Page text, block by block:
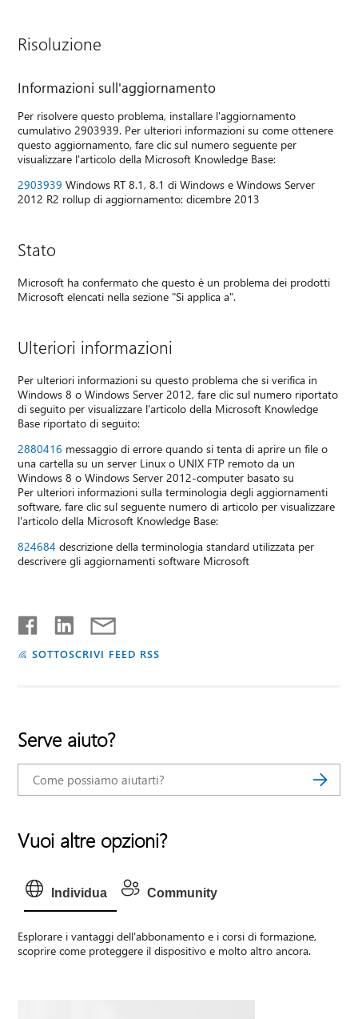
Risoluzione
Informazioni sull'aggiornamento
Per risolvere questo problema, installare l'aggiornamento
cumulativo 2903939. Per ulteriori informazioni su come ottenere
questo aggiornamento, fare clic sul numero seguente per
visualizzare l'articolo della Microsoft Knowledge Base:
2903939 Windows RT 8.1, 8.1 di Windows e Windows Server
2012 R2 rollup di aggiornamento: dicembre 2013
Stato
Microsoft ha confermato che questo è un problema dei prodotti
Microsoft elencati nella sezione "Si applica a".
Ulteriori informazioni
Per ulteriori informazioni su questo problema che si verifica in
Windows 8 o Windows Server 2012, fare clic sul numero riportato
di seguito per visualizzare l'articolo della Microsoft Knowledge
Base riportato di seguito:
2880416 messaggio di errore quando si tenta di aprire un file o
una cartella su un server Linux o UNIX FTP remoto da un
Windows 8 o Windows Server 2012-computer basato su
Per ulteriori informazioni sulla terminologia degli aggiornamenti
software, fare clic sul seguente numero di articolo per visualizzare
l'articolo della Microsoft Knowledge Base:
824684 descrizione della terminologia standard utilizzata per
descrivere gli aggiornamenti software Microsoft
SOTTOSCRIVI FEED RSS
Serve aiuto?
Vuoi altre opzioni?
Individua Community
Esplorare i vantaggi dell'abbonamento e i corsi di formazione,
scoprire come proteggere il dispositivo e molto altro ancora.